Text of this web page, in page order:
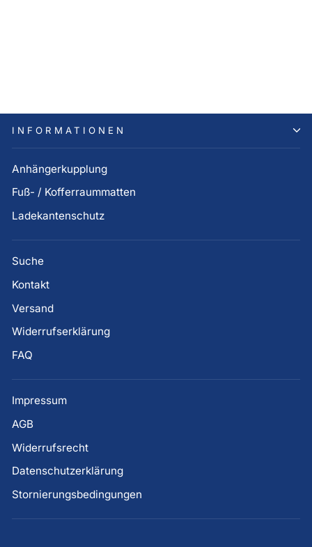
INFORMATIONEN
Anhängerkupplung
Fuß- / Kofferraummatten
Ladekantenschutz
Suche
Kontakt
Versand
Widerrufserklärung
FAQ
Impressum
AGB
Widerrufsrecht
Datenschutzerklärung
Stornierungsbedingungen